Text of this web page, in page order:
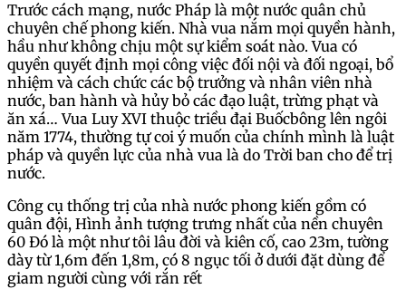
Trước cách mạng, nước Pháp là một nước quân chủ
chuyên chế phong kiến. Nhà vua nắm mọi quyền hành,
hầu như không chịu một sự kiểm soát nào. Vua có
quyền quyết định mọi công việc đối nội và đối ngoại, bổ
nhiệm và cách chức các bộ trưởng và nhân viên nhà
nước, ban hành và hủy bỏ các đạo luật, trừng phạt và
ăn xá… Vua Luy XVI thuộc triều đại Buốcbông lên ngôi
năm 1774, thường tự coi ý muốn của chính mình là luật
pháp và quyền lực của nhà vua là do Trời ban cho để trị
nước.
Công cụ thống trị của nhà nước phong kiến gồm có
quân đội, Hình ảnh tượng trưng nhất của nền chuyên
60 Đó là một như tôi lâu đời và kiên cố, cao 23m, tường
dày từ 1,6m đến 1,8m, có 8 ngục tối ở dưới đặt dùng để
giam người cùng với rắn rết